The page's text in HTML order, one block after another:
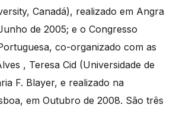
Canadá), realizado em Angra
de 2005; e o Congresso
co-organizado com as
, Teresa Cid (Universidade de
F. Blayer, e realizado na
em Outubro de 2008. São três